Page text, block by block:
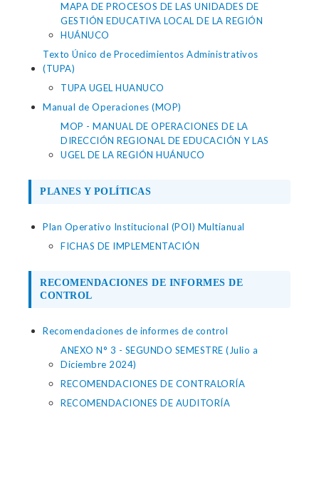
MAPA DE PROCESOS DE LAS UNIDADES DE
GESTIÓN EDUCATIVA LOCAL DE LA REGIÓN
HUÁNUCO
Texto Único de Procedimientos Administrativos
(TUPA)
TUPA UGEL HUANUCO
Manual de Operaciones (MOP)
MOP - MANUAL DE OPERACIONES DE LA
DIRECCIÓN REGIONAL DE EDUCACIÓN Y LAS
UGEL DE LA REGIÓN HUÁNUCO
PLANES Y POLÍTICAS
Plan Operativo Institucional (POI) Multianual
FICHAS DE IMPLEMENTACIÓN
RECOMENDACIONES DE INFORMES DE
CONTROL
Recomendaciones de informes de control
ANEXO N° 3 - SEGUNDO SEMESTRE (Julio a
Diciembre 2024)
RECOMENDACIONES DE CONTRALORÍA
RECOMENDACIONES DE AUDITORÍA